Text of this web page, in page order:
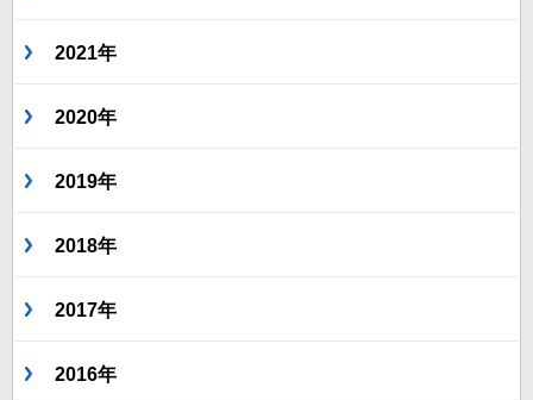
2021年
2020年
2019年
2018年
2017年
2016年